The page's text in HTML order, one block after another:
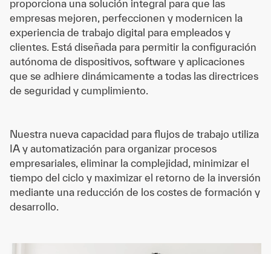
proporciona una solución integral para que las
empresas mejoren, perfeccionen y modernicen la
experiencia de trabajo digital para empleados y
clientes. Está diseñada para permitir la configuración
autónoma de dispositivos, software y aplicaciones
que se adhiere dinámicamente a todas las directrices
de seguridad y cumplimiento.
Nuestra nueva capacidad para flujos de trabajo utiliza
IA y automatización para organizar procesos
empresariales, eliminar la complejidad, minimizar el
tiempo del ciclo y maximizar el retorno de la inversión
mediante una reducción de los costes de formación y
desarrollo.